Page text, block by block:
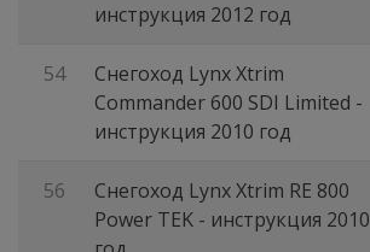
инструкция 2012 год
54
Снегоход Lynx Xtrim
Commander 600 SDI Limited -
инструкция 2010 год
56
Снегоход Lynx Xtrim RE 800
Power TEK - инструкция 2010